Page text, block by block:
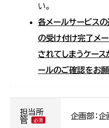
い。
各メールサービスの
の受け付け完了メ
されてしまうケース
ールのご確認をお願
担当所
管
企画部：